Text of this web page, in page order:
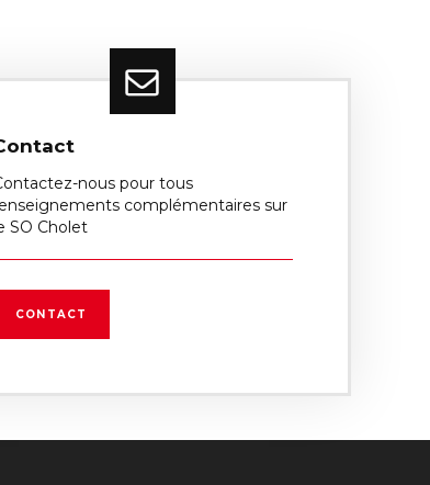
nous pour tous
complémentaires sur
SO Cholet
CONTACT